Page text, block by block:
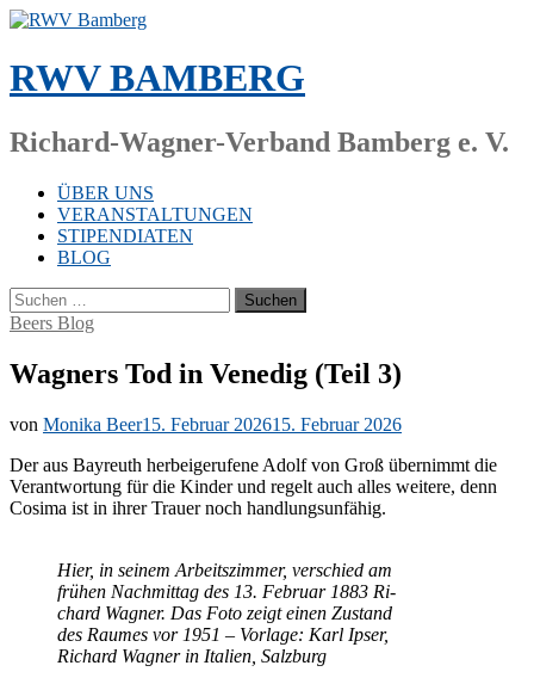
Zum
springen
RWV BAMBERG
Richard-Wagner-Verband Bamberg e. V.
ÜBER UNS
VERANSTALTUNGEN
STIPENDIATEN
BLOG
Suchen
nach:
Beers Blog
Wagners Tod in Venedig (Teil 3)
von Monika Beer15. Februar 202615. Februar 2026
Der aus Bay­reuth her­bei­ge­ru­fe­ne Adolf von Groß über­nimmt die
Ver­ant­wor­tung für die Kin­der und re­gelt auch al­les wei­te­re, denn
Co­si­ma ist in ih­rer Trau­er noch handlungsunfähig.
Hier, in sei­nem Ar­beits­zim­mer, ver­schied am
frü­hen Nach­mit­tag des 13. Fe­bru­ar 1883 Ri­
chard Wag­ner. Das Foto zeigt ei­nen Zu­stand
des Rau­mes vor 1951 – Vor­la­ge: Karl Ip­ser,
Ri­chard Wag­ner in Ita­li­en, Salzburg